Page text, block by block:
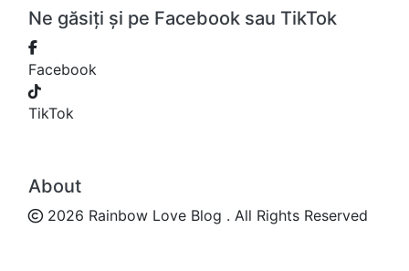
Ne găsiți și pe Facebook sau TikTok
Facebook
TikTok
About
2026 Rainbow Love Blog . All Rights Reserved